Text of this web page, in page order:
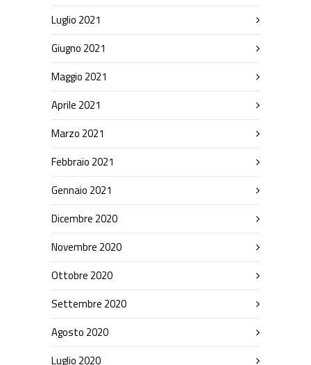
Luglio 2021
Giugno 2021
Maggio 2021
Aprile 2021
Marzo 2021
Febbraio 2021
Gennaio 2021
Dicembre 2020
Novembre 2020
Ottobre 2020
Settembre 2020
Agosto 2020
Luglio 2020